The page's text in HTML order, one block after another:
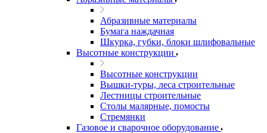
Абразивные материалы
Бумага наждачная
Шкурка, губки, блоки шлифовальные
Высотные конструкции
Высотные конструкции
Вышки-туры, леса строительные
Лестницы строительные
Столы малярные, помосты
Стремянки
Газовое и сварочное оборудование